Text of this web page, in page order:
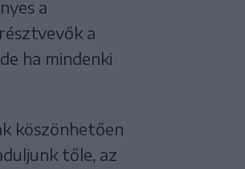
a
a
ha mindenki
köszönhetően
tőle, az